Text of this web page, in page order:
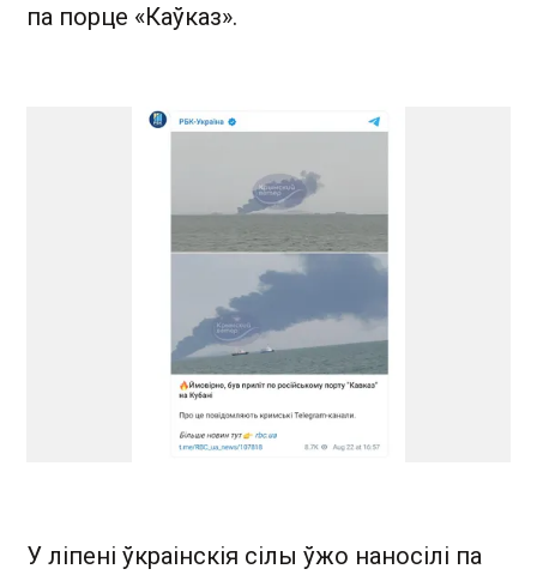
па порце «Каўказ».
У ліпені ўкраінскія сілы ўжо наносілі па